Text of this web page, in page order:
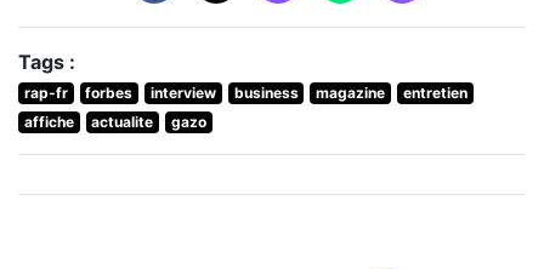
Tags :
rap-fr forbes interview business magazine
entretien
affiche
actualite gazo